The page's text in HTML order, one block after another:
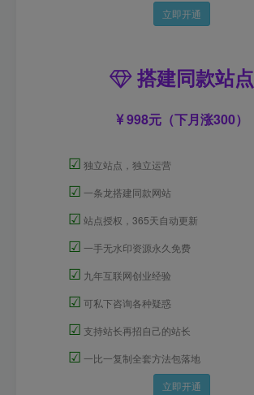
立即开通
搭建同款站点
998元（下月涨300）
☑ 独立站点，独立运营
☑ 一条龙搭建同款网站
☑ 站点授权，365天自动更新
☑ 一手无水印资源永久免费
☑ 九年互联网创业经验
☑ 可私下咨询各种疑惑
☑ 支持站长再招自己的站长
☑ 一比一复制全套方法包落地
立即开通